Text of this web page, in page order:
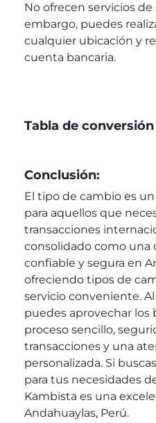
No ofrecen servicios
embargo, puedes
cualquier ubicación y
cuenta bancaria.
Tabla de
Conclusión:
El tipo de cambio es
para aquellos que
transacciones
consolidado como una
confiable y segura en
ofreciendo tipos de
servicio conveniente.
puedes aprovechar los
proceso sencillo,
transacciones y una
personalizada. Si
para tus necesidades
Kambista es una
Andahuaylas, Perú.